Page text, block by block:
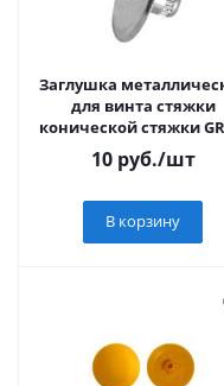
Заглушка
для винта стяжки
конической стяжки
черный никель
10руб./шт
В корзину